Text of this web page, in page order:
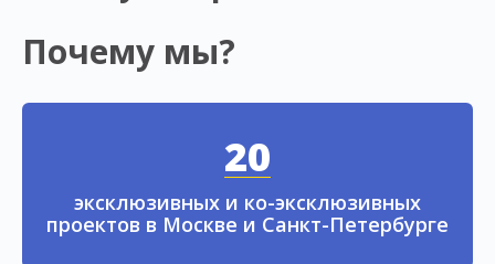
Почему мы?
20
эксклюзивных и ко-эксклюзивных
проектов в Москве и Санкт-Петербурге